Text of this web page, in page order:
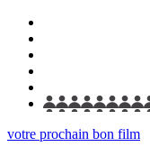
votre prochain bon film